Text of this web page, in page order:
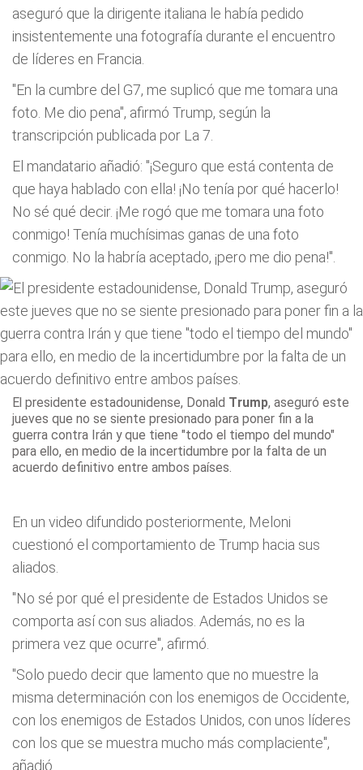
aseguró que la dirigente italiana le había pedido
insistentemente una fotografía durante el encuentro
de líderes en Francia.
"En la cumbre del G7, me suplicó que me tomara una
foto. Me dio pena", afirmó Trump, según la
transcripción publicada por La 7.
El mandatario añadió: "¡Seguro que está contenta de
que haya hablado con ella! ¡No tenía por qué hacerlo!
No sé qué decir. ¡Me rogó que me tomara una foto
conmigo! Tenía muchísimas ganas de una foto
conmigo. No la habría aceptado, ¡pero me dio pena!".
El presidente estadounidense, Donald Trump, aseguró este
jueves que no se siente presionado para poner fin a la
guerra contra Irán y que tiene "todo el tiempo del mundo"
para ello, en medio de la incertidumbre por la falta de un
acuerdo definitivo entre ambos países.
En un video difundido posteriormente, Meloni
cuestionó el comportamiento de Trump hacia sus
aliados.
"No sé por qué el presidente de Estados Unidos se
comporta así con sus aliados. Además, no es la
primera vez que ocurre", afirmó.
"Solo puedo decir que lamento que no muestre la
misma determinación con los enemigos de Occidente,
con los enemigos de Estados Unidos, con unos líderes
con los que se muestra mucho más complaciente",
añadió.